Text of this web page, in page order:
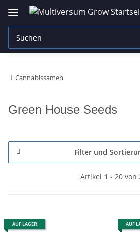
Cannabissamen
Green House Seeds
Filter und
Artikel 1 - 20 von
AUF LAGER AUF